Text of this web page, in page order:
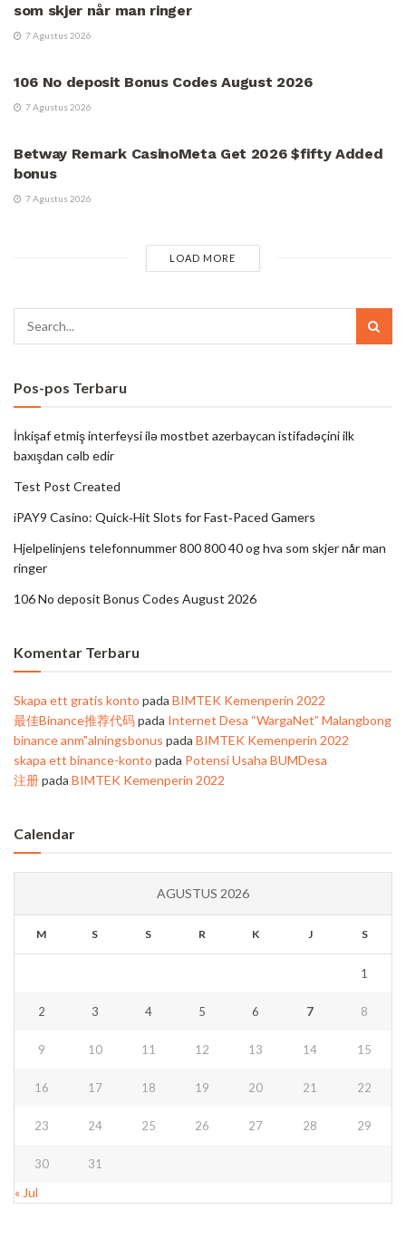
som skjer når man ringer
7 Agustus 2026
106 No deposit Bonus Codes August 2026
7 Agustus 2026
Betway Remark CasinoMeta Get 2026 $fifty Added
bonus
7 Agustus 2026
LOAD MORE
Pos-pos Terbaru
İnkişaf etmiş interfeysi ilə mostbet azerbaycan istifadəçini ilk
baxışdan cəlb edir
Test Post Created
iPAY9 Casino: Quick‑Hit Slots for Fast‑Paced Gamers
Hjelpelinjens telefonnummer 800 800 40 og hva som skjer når man
ringer
106 No deposit Bonus Codes August 2026
Komentar Terbaru
Skapa ett gratis konto pada BIMTEK Kemenperin 2022
最佳Binance推荐代码pada Internet Desa “WargaNet” Malangbong
binance anm"alningsbonus pada BIMTEK Kemenperin 2022
skapa ett binance-konto pada Potensi Usaha BUMDesa
注册pada BIMTEK Kemenperin 2022
Calendar
AGUSTUS 2026
M S S R K J S
1
2 3 4 5 6 7 8
9 10 11 12 13 14 15
16 17 18 19 20 21 22
23 24 25 26 27 28 29
30 31
« Jul